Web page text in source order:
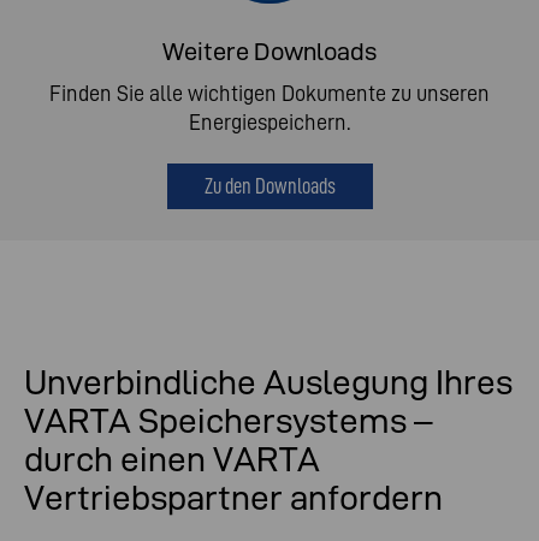
Weitere Downloads
Finden Sie alle wichtigen Dokumente zu unseren
Energiespeichern.
Zu den Downloads
Unverbindliche Auslegung Ihres
VARTA Speichersystems –
durch einen VARTA
Vertriebspartner anfordern